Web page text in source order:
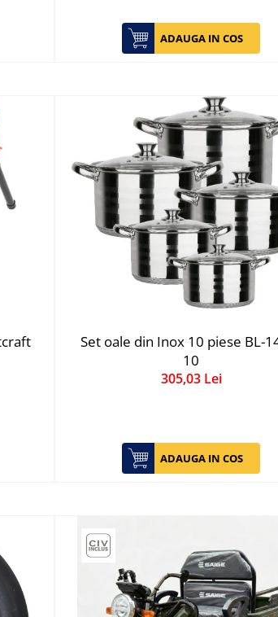
ADAUGA IN COS
Set oale din Inox 10 piese BL-
10
305,03 Lei
ADAUGA IN COS